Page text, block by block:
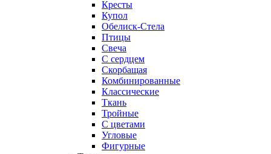
Кресты
Купол
Обелиск-Стела
Птицы
Свеча
С сердцем
Скорбащая
Комбинированные
Классические
Ткань
Тройные
С цветами
Угловые
Фигурные